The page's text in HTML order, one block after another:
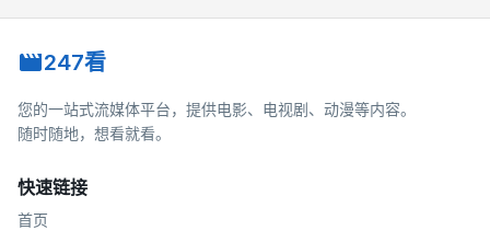
247看
您的一站式流媒体平台，提供电影、电视剧、动漫等内容。
随时随地，想看就看。
快速链接
首页